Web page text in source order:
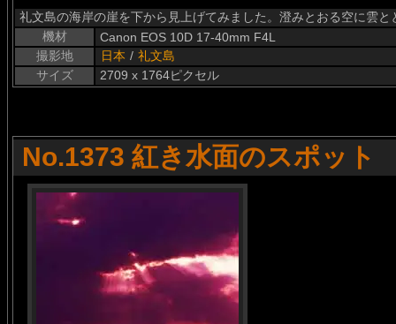
礼文島の海岸の崖を下から見上げてみました。澄みとおる空に雲と
機材
Canon EOS 10D 17-40mm F4L
撮影地
日本 / 礼文島
サイズ
2709 x 1764ピクセル
No.1373 紅き水面のスポット